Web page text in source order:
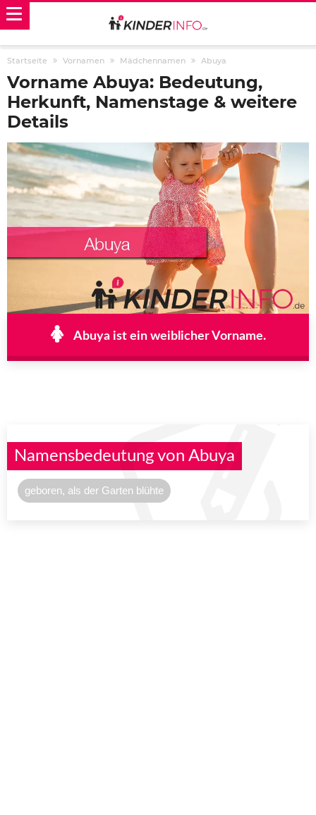
Startseite Vornamen Mädchennamen Abuya
Vorname Abuya: Bedeutung,
Herkunft, Namenstage & weitere
Details
Abuya ist ein weiblicher Vorname.
Namensbedeutung von Abuya
geboren, als der Garten blühte